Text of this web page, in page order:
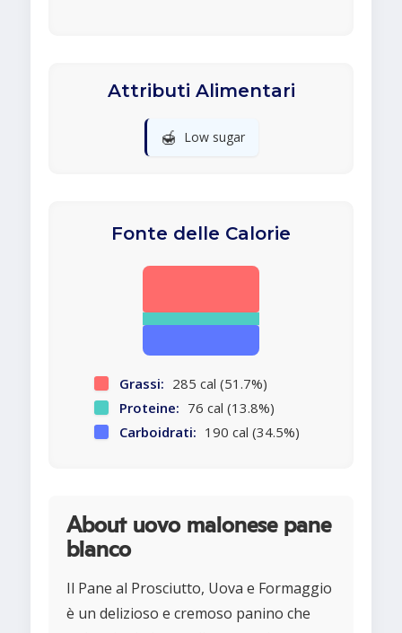
Attributi Alimentari
🍯 Low sugar
Fonte delle Calorie
Grassi: 285 cal (51.7%)
Proteine: 76 cal (13.8%)
Carboidrati: 190 cal (34.5%)
About uovo maionese pane
bianco
Il Pane al Prosciutto, Uova e Formaggio
è un delizioso e cremoso panino che